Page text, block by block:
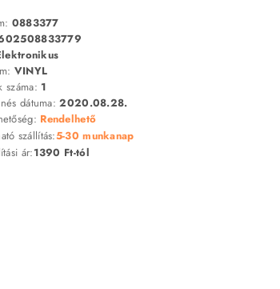
0883377
VINYL
száma: 1
dátuma:2020.08.28.
Rendelhető
szállítás:5-30 munkanap
ár:1390 Ft-tól